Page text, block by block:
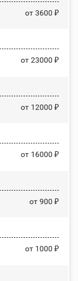
от 3600 ₽
от 23000 ₽
от 12000 ₽
от 16000 ₽
от 900 ₽
от 1000 ₽